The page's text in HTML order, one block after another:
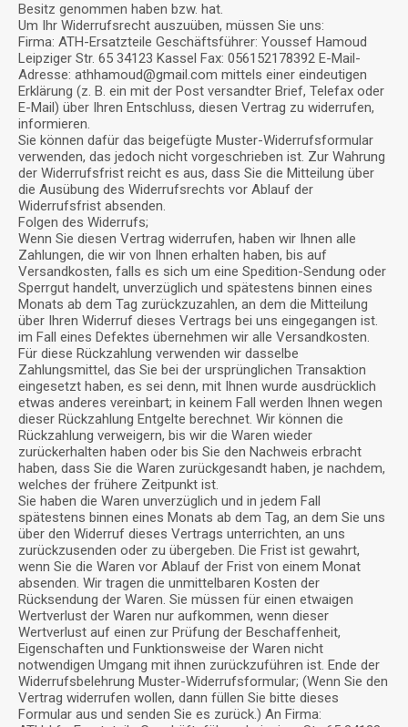
Besitz genommen haben bzw. hat.
Um Ihr Widerrufsrecht auszuüben, müssen Sie uns:
Firma: ATH-Ersatzteile Geschäftsführer: Youssef Hamoud
Leipziger Str. 65 34123 Kassel Fax: 056152178392 E-Mail-
Adresse: athhamoud@gmail.com mittels einer eindeutigen
Erklärung (z. B. ein mit der Post versandter Brief, Telefax oder
E-Mail) über Ihren Entschluss, diesen Vertrag zu widerrufen,
informieren.
Sie können dafür das beigefügte Muster-Widerrufsformular
verwenden, das jedoch nicht vorgeschrieben ist. Zur Wahrung
der Widerrufsfrist reicht es aus, dass Sie die Mitteilung über
die Ausübung des Widerrufsrechts vor Ablauf der
Widerrufsfrist absenden.
Folgen des Widerrufs;
Wenn Sie diesen Vertrag widerrufen, haben wir Ihnen alle
Zahlungen, die wir von Ihnen erhalten haben, bis auf
Versandkosten, falls es sich um eine Spedition-Sendung oder
Sperrgut handelt, unverzüglich und spätestens binnen eines
Monats ab dem Tag zurückzuzahlen, an dem die Mitteilung
über Ihren Widerruf dieses Vertrags bei uns eingegangen ist.
im Fall eines Defektes übernehmen wir alle Versandkosten.
Für diese Rückzahlung verwenden wir dasselbe
Zahlungsmittel, das Sie bei der ursprünglichen Transaktion
eingesetzt haben, es sei denn, mit Ihnen wurde ausdrücklich
etwas anderes vereinbart; in keinem Fall werden Ihnen wegen
dieser Rückzahlung Entgelte berechnet. Wir können die
Rückzahlung verweigern, bis wir die Waren wieder
zurückerhalten haben oder bis Sie den Nachweis erbracht
haben, dass Sie die Waren zurückgesandt haben, je nachdem,
welches der frühere Zeitpunkt ist.
Sie haben die Waren unverzüglich und in jedem Fall
spätestens binnen eines Monats ab dem Tag, an dem Sie uns
über den Widerruf dieses Vertrags unterrichten, an uns
zurückzusenden oder zu übergeben. Die Frist ist gewahrt,
wenn Sie die Waren vor Ablauf der Frist von einem Monat
absenden. Wir tragen die unmittelbaren Kosten der
Rücksendung der Waren. Sie müssen für einen etwaigen
Wertverlust der Waren nur aufkommen, wenn dieser
Wertverlust auf einen zur Prüfung der Beschaffenheit,
Eigenschaften und Funktionsweise der Waren nicht
notwendigen Umgang mit ihnen zurückzuführen ist. Ende der
Widerrufsbelehrung Muster-Widerrufsformular; (Wenn Sie den
Vertrag widerrufen wollen, dann füllen Sie bitte dieses
Formular aus und senden Sie es zurück.) An Firma: